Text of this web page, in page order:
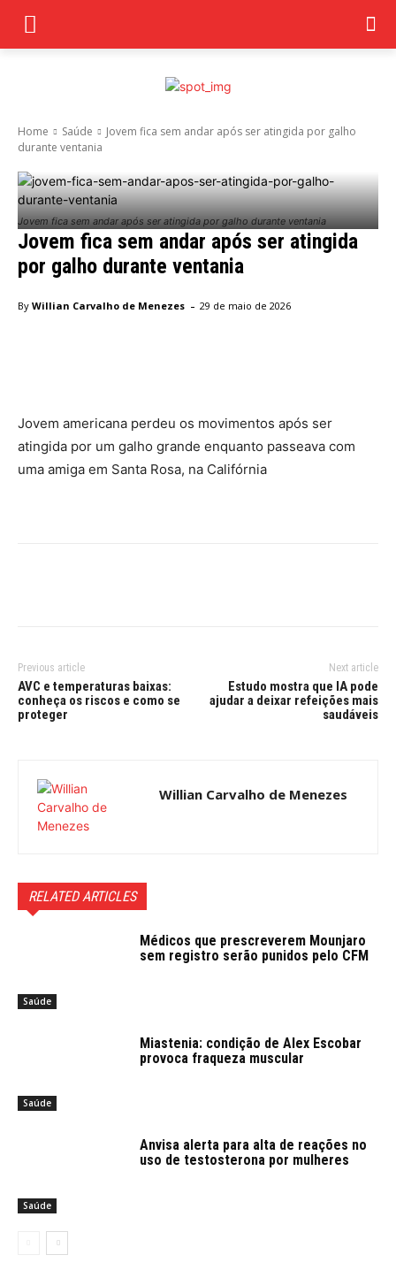
Home Saúde
Jovem fica sem andar após ser atingida por galho
durante ventania
Jovem fica sem andar após ser atingida por galho durante ventania
Jovem fica sem andar após ser atingida
por galho durante ventania
By Willian Carvalho de Menezes - 29 de maio de 2026
Jovem americana perdeu os movimentos após ser
atingida por um galho grande enquanto passeava com
uma amiga em Santa Rosa, na Califórnia
Previous article
AVC e temperaturas baixas:
conheça os riscos e como se
proteger
Next article
Estudo mostra que IA pode
ajudar a deixar refeições mais
saudáveis
Willian Carvalho de Menezes
RELATED ARTICLES
Saúde
Médicos que prescreverem Mounjaro
sem registro serão punidos pelo CFM
Saúde
Miastenia: condição de Alex Escobar
provoca fraqueza muscular
Saúde
Anvisa alerta para alta de reações no
uso de testosterona por mulheres